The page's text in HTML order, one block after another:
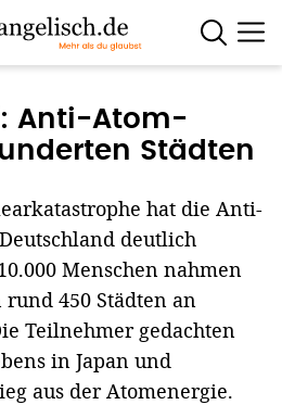
Anti-Atom-
Städten
hat die Anti-
deutlich
Menschen nahmen
450 Städten an
Teilnehmer gedachten
in Japan und
aus der Atomenergie.